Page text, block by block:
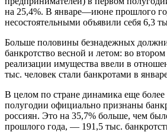
на 25,4%. В январе—июне прошлого
несостоятельными объявили себя 6,3
Больше половины безнадежных
банкротство весной и летом: во
реализации имущества ввели в
тыс. человек стали банкротами в
В целом по стране динамика еще
полугодии официально признаны
россиян. Это на 35,7% больше, чем
прошлого года, — 191,5 тыс.